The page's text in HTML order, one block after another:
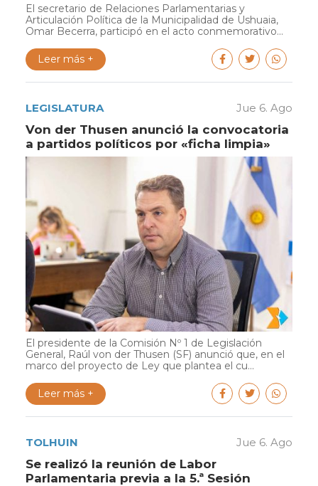
El secretario de Relaciones Parlamentarias y
Articulación Política de la Municipalidad de Ushuaia,
Omar Becerra, participó en el acto conmemorativo...
Leer más +
LEGISLATURA Jue 6. Ago
Von der Thusen anunció la convocatoria
a partidos políticos por «ficha limpia»
El presidente de la Comisión Nº 1 de Legislación
General, Raúl von der Thusen (SF) anunció que, en el
marco del proyecto de Ley que plantea el cu...
Leer más +
TOLHUIN Jue 6. Ago
Se realizó la reunión de Labor
Parlamentaria previa a la 5.ª Sesión